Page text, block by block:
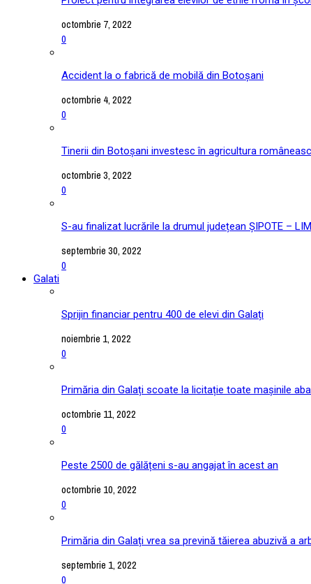
octombrie 7, 2022
0
Accident la o fabrică de mobilă din Botoșani
octombrie 4, 2022
0
Tinerii din Botoșani investesc în agricultura
octombrie 3, 2022
0
S-au finalizat lucrările la drumul județean ȘIPOTE –
septembrie 30, 2022
0
Galati
Sprijin financiar pentru 400 de elevi din Galați
noiembrie 1, 2022
0
Primăria din Galați scoate la licitație toate mașinile
octombrie 11, 2022
0
Peste 2500 de gălățeni s-au angajat în acest an
octombrie 10, 2022
0
Primăria din Galați vrea sa prevină tăierea abuzivă a
septembrie 1, 2022
0